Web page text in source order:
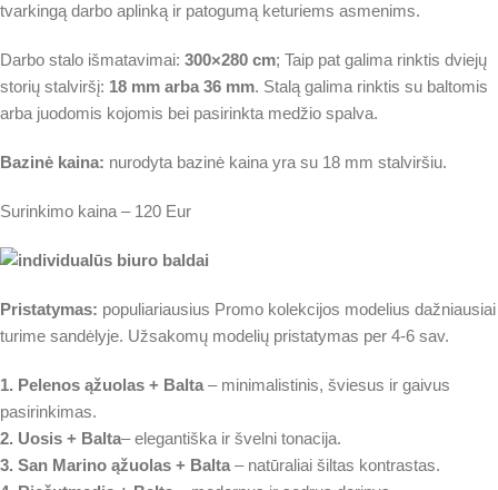
tvarkingą darbo aplinką ir patogumą keturiems asmenims.
Darbo stalo išmatavimai: 300×280 cm; Taip pat galima rinktis dviejų
storių stalviršį: 18 mm arba 36 mm. Stalą galima rinktis su baltomis
arba juodomis kojomis bei pasirinkta medžio spalva.
Bazinė kaina: nurodyta bazinė kaina yra su 18 mm stalviršiu.
Surinkimo kaina – 120 Eur
Pristatymas: populiariausius Promo kolekcijos modelius dažniausiai
turime sandėlyje. Užsakomų modelių pristatymas per 4-6 sav.
1. Pelenos ąžuolas + Balta – minimalistinis, šviesus ir gaivus
pasirinkimas.
2. Uosis + Balta– elegantiška ir švelni tonacija.
3. San Marino ąžuolas + Balta – natūraliai šiltas kontrastas.